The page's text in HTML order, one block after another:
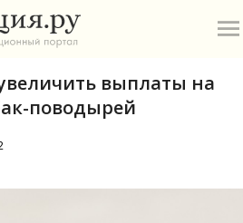
О
выплаты на
поводырей